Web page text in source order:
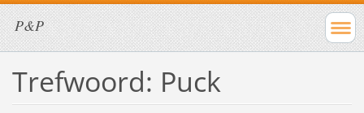
P&P
Trefwoord: Puck